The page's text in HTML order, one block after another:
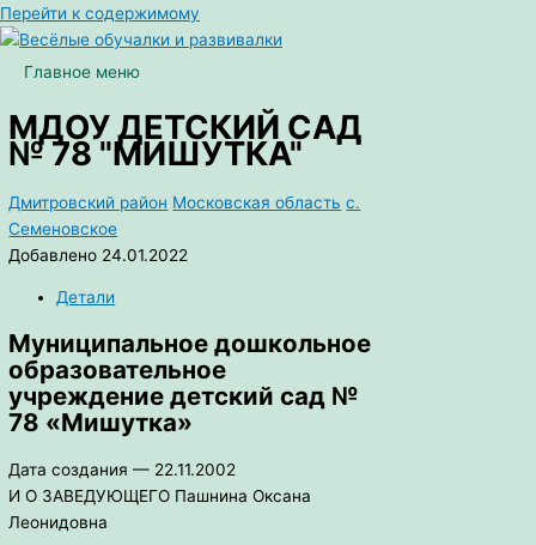
Перейти к содержимому
Главное меню
МДОУ ДЕТСКИЙ САД
№ 78 "МИШУТКА"
Дмитровский район Московская область с.
Семеновское
Добавлено 24.01.2022
Детали
Муниципальное дошкольное
образовательное
учреждение детский сад №
78 «Мишутка»
Дата создания — 22.11.2002
И О ЗАВЕДУЮЩЕГО Пашнина Оксана
Леонидовна